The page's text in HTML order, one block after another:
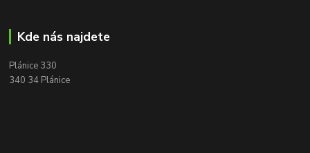
Kde nás najdete
Plánice 330
340 34 Plánice